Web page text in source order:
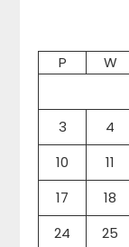
P W
3
4
10
11
17
18
24
25